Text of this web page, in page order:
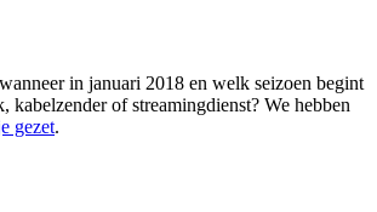
in januari 2018 en welk seizoen begint
kabelzender of streamingdienst? We hebben
gezet.